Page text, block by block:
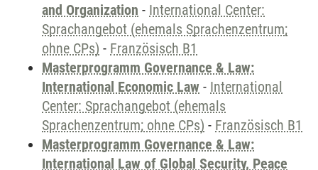
and Organization - International Center:
Sprachangebot (ehemals Sprachenzentrum;
ohne CPs) - Französisch B1
Masterprogramm Governance & Law:
International Economic Law - International
Center: Sprachangebot (ehemals
Sprachenzentrum; ohne CPs) - Französisch B1
Masterprogramm Governance & Law:
International Law of Global Security, Peace